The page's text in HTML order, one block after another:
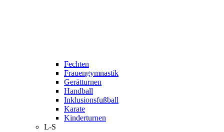
Fechten
Frauengymnastik
Gerätturnen
Handball
Inklusionsfußball
Karate
Kinderturnen
L-S